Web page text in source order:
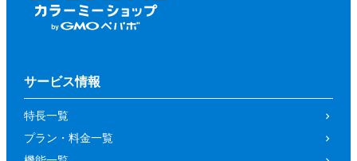
サービス情報
特長一覧
プラン・料金一覧